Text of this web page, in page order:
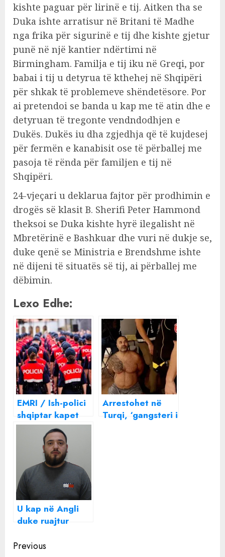
kishte paguar për lirinë e tij. Aitken tha se
Duka ishte arratisur në Britani të Madhe
nga frika për sigurinë e tij dhe kishte gjetur
punë në një kantier ndërtimi në
Birmingham. Familja e tij iku në Greqi, por
babai i tij u detyrua të kthehej në Shqipëri
për shkak të problemeve shëndetësore. Por
ai pretendoi se banda u kap me të atin dhe e
detyruan të tregonte vendndodhjen e
Dukës. Dukës iu dha zgjedhja që të kujdesej
për fermën e kanabisit ose të përballej me
pasoja të rënda për familjen e tij në
Shqipëri.
24-vjeçari u deklarua fajtor për prodhimin e
drogës së klasit B. Sherifi Peter Hammond
theksoi se Duka kishte hyrë ilegalisht në
Mbretërinë e Bashkuar dhe vuri në dukje se,
duke qenë se Ministria e Brendshme ishte
në dijeni të situatës së tij, ai përballej me
dëbimin.
Lexo Edhe:
EMRI / Ish-polici
shqiptar kapet
duke kultivuar
kanabis në
Britani: Më
detyroi gangsteri
që arrestova në
Shqipëri
Arrestohet në
Turqi, ‘gangsteri i
U kap në Angli
duke ruajtur
shqiptar Erald
Continue
Previous